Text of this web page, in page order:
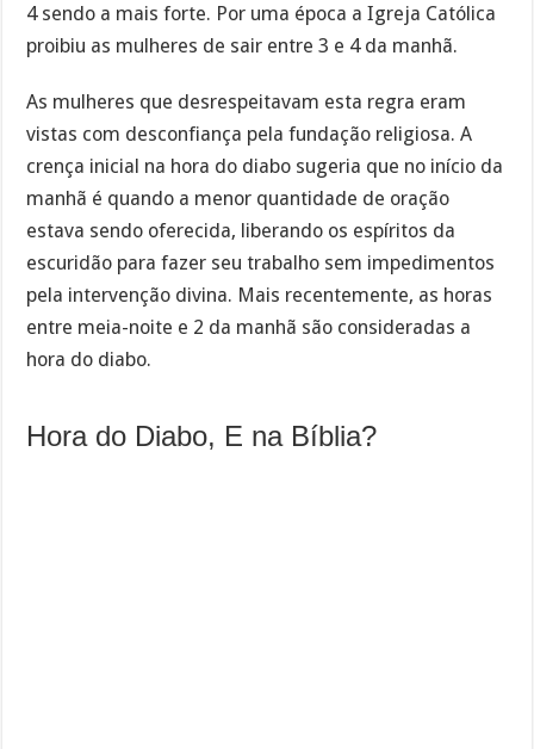
4 sendo a mais forte. Por uma época a Igreja Católica
proibiu as mulheres de sair entre 3 e 4 da manhã.
As mulheres que desrespeitavam esta regra eram
vistas com desconfiança pela fundação religiosa. A
crença inicial na hora do diabo sugeria que no início da
manhã é quando a menor quantidade de oração
estava sendo oferecida, liberando os espíritos da
escuridão para fazer seu trabalho sem impedimentos
pela intervenção divina. Mais recentemente, as horas
entre meia-noite e 2 da manhã são consideradas a
hora do diabo.
Hora do Diabo, E na Bíblia?